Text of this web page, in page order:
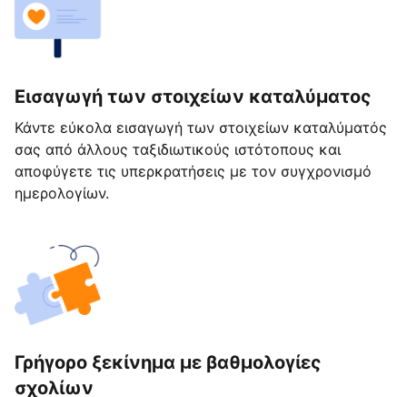
Εισαγωγή των στοιχείων καταλύματος
Κάντε εύκολα εισαγωγή των στοιχείων καταλύματός
σας από άλλους ταξιδιωτικούς ιστότοπους και
αποφύγετε τις υπερκρατήσεις με τον συγχρονισμό
ημερολογίων.
Γρήγορο ξεκίνημα με βαθμολογίες
σχολίων